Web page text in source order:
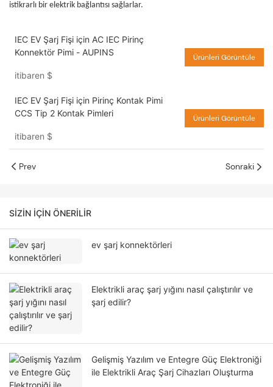
istikrarlı bir elektrik bağlantısı sağlarlar.
IEC EV Şarj Fişi için AC IEC Pirinç
Konnektör Pimi - AUPINS
itibaren $
Ürünleri Görüntüle
IEC EV Şarj Fişi için Pirinç Kontak Pimi
CCS Tip 2 Kontak Pimleri
itibaren $
Ürünleri Görüntüle
Prev Sonraki
SIZIN IÇIN ÖNERILIR
ev şarj konnektörleri
Elektrikli araç şarj yığını nasıl çalıştırılır ve
şarj edilir?
Gelişmiş Yazılım ve Entegre Güç Elektroniği
ile Elektrikli Araç Şarj Cihazları Oluşturma